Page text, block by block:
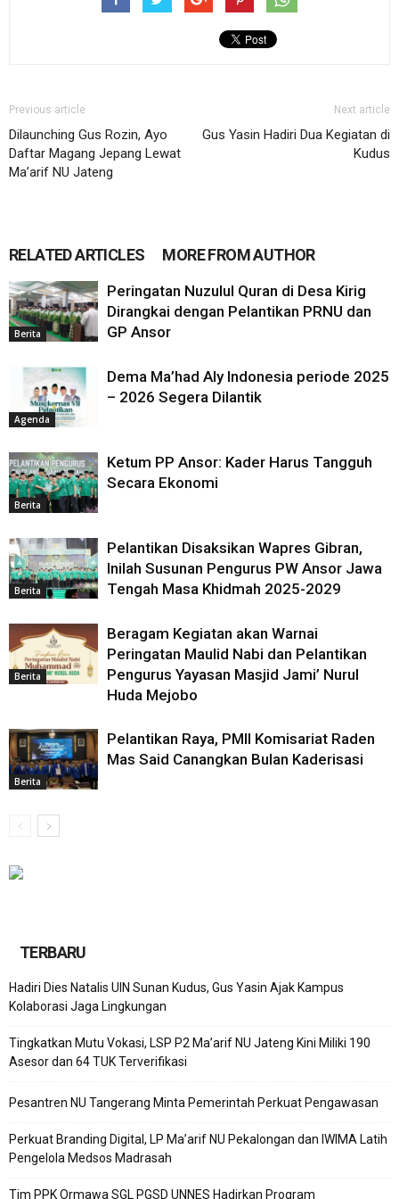
Previous article
Dilaunching Gus Rozin, Ayo
Daftar Magang Jepang Lewat
Ma’arif NU Jateng
Next article
Gus Yasin Hadiri Dua Kegiatan di
Kudus
RELATED ARTICLES MORE FROM AUTHOR
Berita
Peringatan Nuzulul Quran di Desa Kirig
Dirangkai dengan Pelantikan PRNU dan
GP Ansor
Agenda
Dema Ma’had Aly Indonesia periode 2025
– 2026 Segera Dilantik
Berita
Ketum PP Ansor: Kader Harus Tangguh
Secara Ekonomi
Berita
Pelantikan Disaksikan Wapres Gibran,
Inilah Susunan Pengurus PW Ansor Jawa
Tengah Masa Khidmah 2025-2029
Berita
Beragam Kegiatan akan Warnai
Peringatan Maulid Nabi dan Pelantikan
Pengurus Yayasan Masjid Jami’ Nurul
Huda Mejobo
Berita
Pelantikan Raya, PMII Komisariat Raden
Mas Said Canangkan Bulan Kaderisasi
TERBARU
Hadiri Dies Natalis UIN Sunan Kudus, Gus Yasin Ajak Kampus
Kolaborasi Jaga Lingkungan
Tingkatkan Mutu Vokasi, LSP P2 Ma’arif NU Jateng Kini Miliki 190
Asesor dan 64 TUK Terverifikasi
Pesantren NU Tangerang Minta Pemerintah Perkuat Pengawasan
Perkuat Branding Digital, LP Ma’arif NU Pekalongan dan IWIMA Latih
Pengelola Medsos Madrasah
Tim PPK Ormawa SGL PGSD UNNES Hadirkan Program